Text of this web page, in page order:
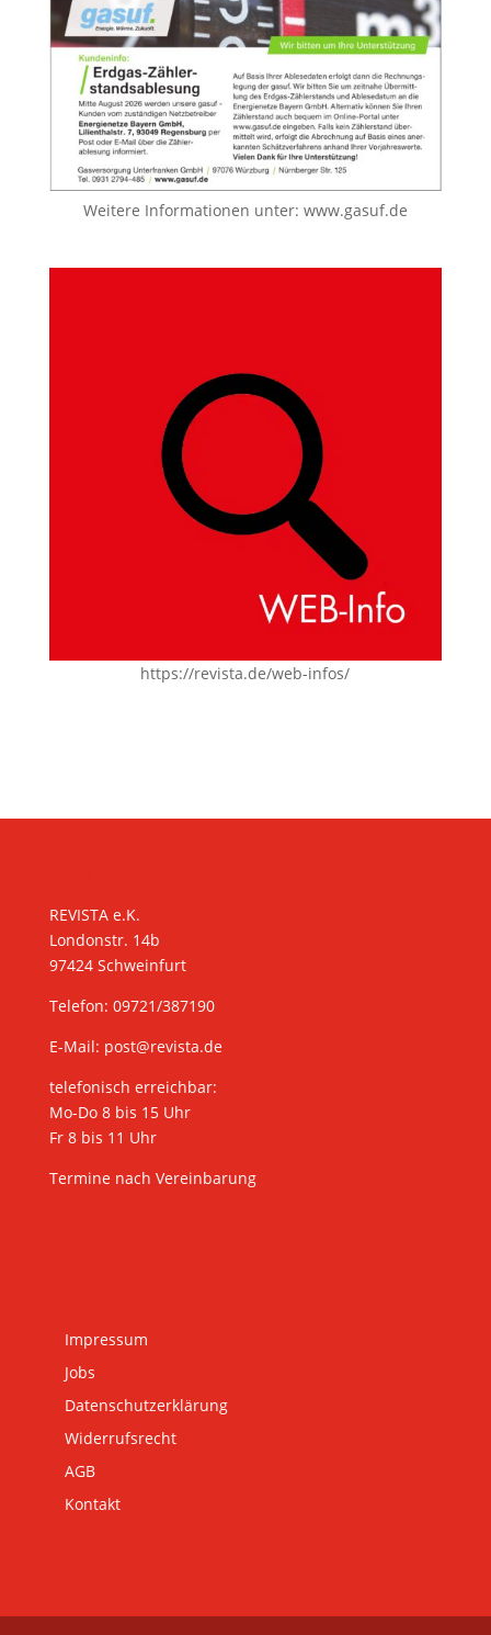
Weitere Informationen unter: www.gasuf.de
https://revista.de/web-infos/
REVISTA e.K.
Londonstr. 14b
97424 Schweinfurt
Telefon: 09721/387190
E-Mail: post@revista.de
telefonisch erreichbar:
Mo-Do 8 bis 15 Uhr
Fr 8 bis 11 Uhr
Termine nach Vereinbarung
Impressum
Jobs
Datenschutzerklärung
Widerrufsrecht
AGB
Kontakt